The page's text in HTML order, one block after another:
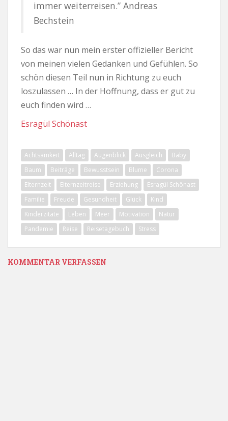
immer weiterreisen.” Andreas
Bechstein
So das war nun mein erster offizieller Bericht
von meinen vielen Gedanken und Gefühlen. So
schön diesen Teil nun in Richtung zu euch
loszulassen … In der Hoffnung, dass er gut zu
euch finden wird …
Esragül Schönast
Achtsamkeit Alltag Augenblick Ausgleich
Baby
Baum
Beiträge Bewusstsein Blume
Corona
Elternzeit
Elternzeitreise Erziehung
Esragül Schönast
Familie
Freude Gesundheit Glück
Kind
Kinderzitate
Leben Meer Motivation
Natur
Pandemie
Reise Reisetagebuch Stress
KOMMENTAR VERFASSEN